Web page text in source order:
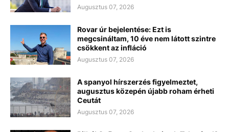
Augusztus 07, 2026
Rovar úr bejelentése: Ezt is
megcsináltam, 10 éve nem látott szintre
csökkent az infláció
Augusztus 07, 2026
A spanyol hírszerzés figyelmeztet,
augusztus közepén újabb roham érheti
Ceutát
Augusztus 07, 2026